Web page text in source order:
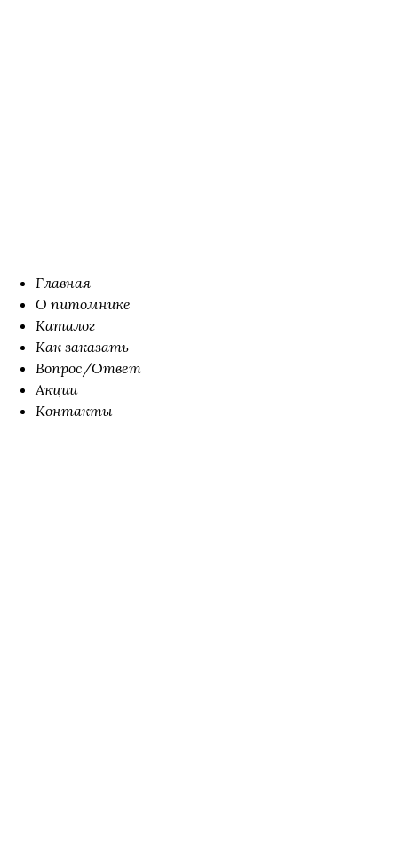
Главная
О питомнике
Каталог
Как заказать
Вопрос/Ответ
Акции
Контакты